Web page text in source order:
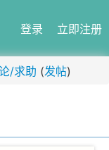
登录 立即注册
/求助 (发帖)